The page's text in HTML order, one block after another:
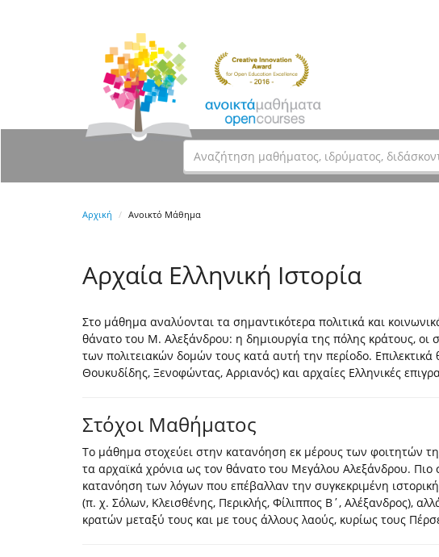
Αρχική Ανοικτό Μάθημα
Αρχαία Ελληνική Ιστορία
Στο μάθημα αναλύονται τα σημαντικότερα πολιτικά και
θάνατο του Μ. Αλεξάνδρου: η δηµιουργία της πόλης κράτους,
των πολιτειακών δοµών τους κατά αυτή την περίοδο. Επιλεκτικά
Θουκυδίδης, Ξενοφώντας, Αρριανός) και αρχαίες Ελληνικές
Στόχοι Μαθήματος
Το μάθημα στοχεύει στην κατανόηση εκ μέρους των φοιτητών
τα αρχαϊκά χρόνια ως τον θάνατο του Μεγάλου Αλεξάνδρου. Πιο
κατανόηση των λόγων που επέβαλλαν την συγκεκριμένη
(π. χ. Σόλων, Κλεισθένης, Περικλής, Φίλιππος Β΄, Αλέξανδρος),
κρατών μεταξύ τους και με τους άλλους λαούς, κυρίως τους